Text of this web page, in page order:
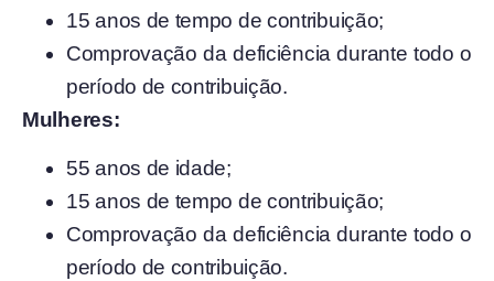
15 anos de tempo de contribuição;
Comprovação da deficiência durante todo o
período de contribuição.
Mulheres:
55 anos de idade;
15 anos de tempo de contribuição;
Comprovação da deficiência durante todo o
período de contribuição.